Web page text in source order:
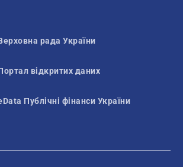
рада України
відкритих даних
Публічні фінанси України